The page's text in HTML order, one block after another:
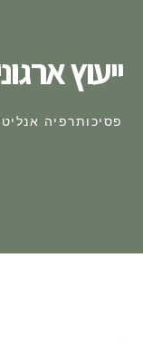
ייעוץ
פסיכותרפיה